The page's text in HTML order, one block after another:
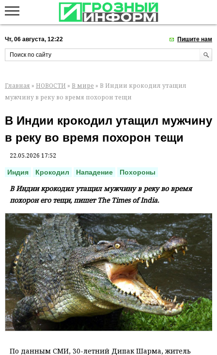
Чт, 06 августа, 12:22 Пишите нам
Главная » НОВОСТИ » В мире » В Индии крокодил утащил
мужчину в реку во время похорон тещи
В Индии крокодил утащил мужчину
в реку во время похорон тещи
22.05.2026 17:52
Индия Крокодил Нападение Похороны
В Индии крокодил утащил мужчину в реку во время
похорон его тещи, пишет The Times of India.
По данным СМИ, 30-летний Дипак Шарма, житель